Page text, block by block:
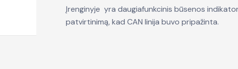
Įrenginyje yra daugiafunkcinis būsenos
patvirtinimą, kad CAN linija buvo pripažinta.